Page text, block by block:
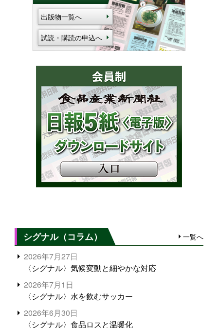
出版物一覧へ
試読・購読の申込へ
シグナル（コラム） 一覧へ
2026年7月27日
〈シグナル〉気候変動と細やかな対応
2026年7月1日
〈シグナル〉水を飲むサッカー
2026年6月30日
〈シグナル〉食品ロスと温暖化